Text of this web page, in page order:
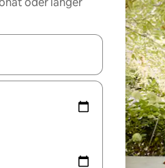
navigiere mit den Pfeiltasten